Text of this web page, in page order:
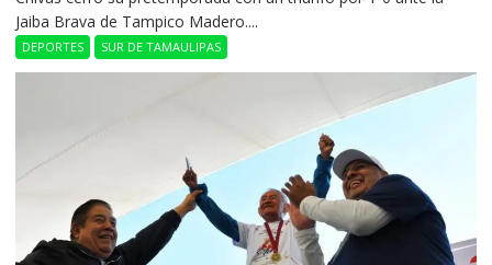
Jaiba Brava de Tampico Madero....
DEPORTES SUR DE TAMAULIPAS